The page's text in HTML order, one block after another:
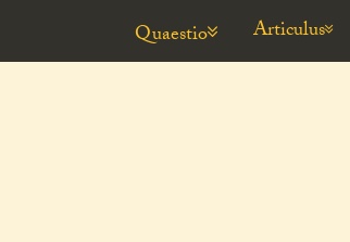
Quaestio Articulus